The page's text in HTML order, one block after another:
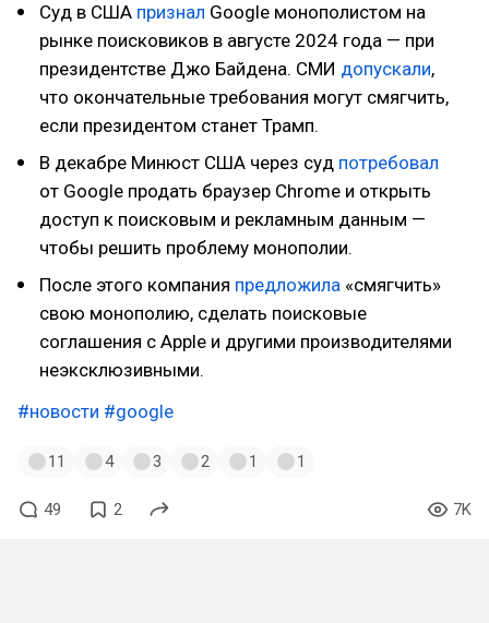
Суд в США признал Google монополистом на
рынке поисковиков в августе 2024 года — при
президентстве Джо Байдена. СМИ допускали,
что окончательные требования могут смягчить,
если президентом станет Трамп.
В декабре Минюст США через суд потребовал
от Google продать браузер Chrome и открыть
доступ к поисковым и рекламным данным —
чтобы решить проблему монополии.
После этого компания предложила «смягчить»
свою монополию, сделать поисковые
соглашения с Apple и другими производителями
неэксклюзивными.
#новости #google
11 4 3 2 1 1
49 2 7K